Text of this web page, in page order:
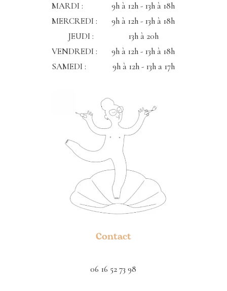
MARDI : 9h à 12h - 13h à 18h
MERCREDI : 9h à 12h - 13h à 18h
JEUDI : 13h à 20h
VENDREDI : 9h à 12h - 13h à 18h
SAMEDI : 9h à 12h - 13h a 17h
Contact
06 16 52 73 98